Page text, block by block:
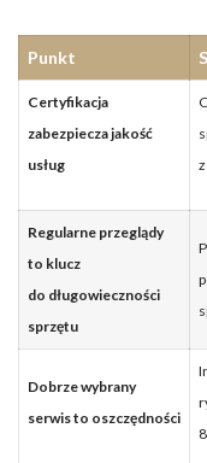
Punkt
Certyfikacja
zabezpiecza jakość
usług
Regularne przeglądy
to klucz
do długowieczności
sprzętu
Dobrze wybrany
serwis to oszczędności